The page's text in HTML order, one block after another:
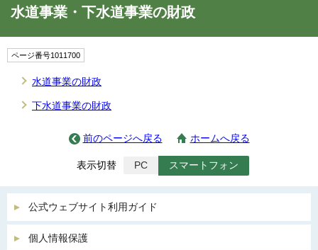
水道事業・下水道事業の財政
ページ番号1011700
水道事業の財政
下水道事業の財政
前のページへ戻る ホームへ戻る
表示切替 PC スマートフォン
公式ウェブサイト利用ガイド
個人情報保護